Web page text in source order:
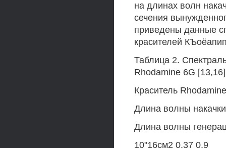
на длинах волн
сечения
приведены данные
красителей
Таблица 2.
Rhodamine 6G
Краситель
Длина волны
Длина волны
10"16см2 0,37 0,9